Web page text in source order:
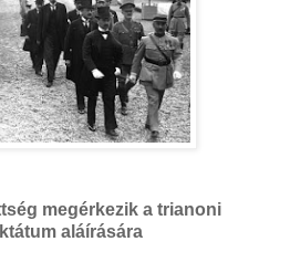
megérkezik a trianoni
aláírására